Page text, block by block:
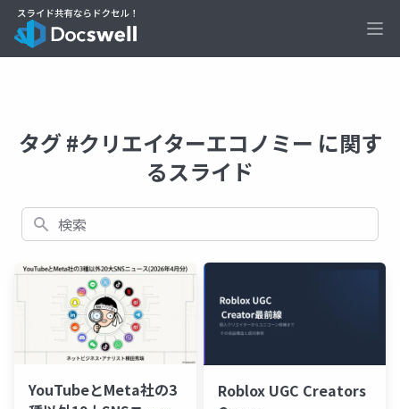
タグ #クリエイターエコノミー に関す
るスライド
検索
YouTubeとMeta社の3
Roblox UGC Creators